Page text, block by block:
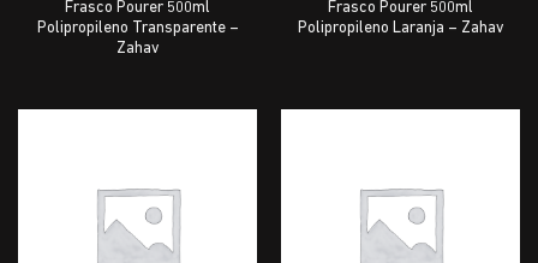
Frasco Pourer 500ml
Polipropileno Transparente –
Zahav
Frasco Pourer 500ml
Polipropileno Laranja – Zahav